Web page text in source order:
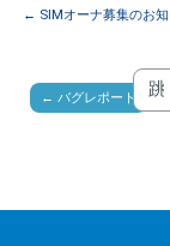
← SIMオーナ募集のお
← バグレポート跳至